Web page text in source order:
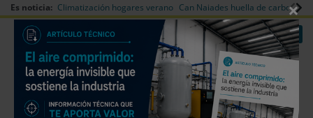
Es noticia: Climatización hogares verano Can Naiades huella de carbono
Redes Sociales Es noticia Login empresas Registro
×